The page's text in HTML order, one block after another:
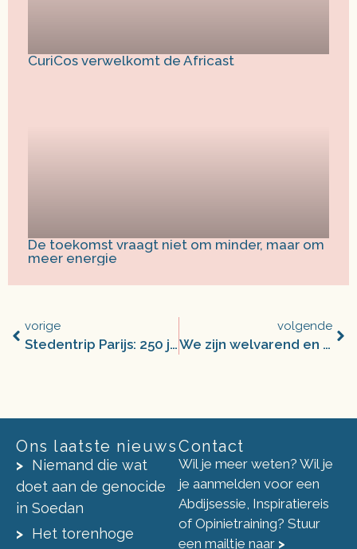
CuriCos verwelkomt de Africast
De toekomst vraagt niet om minder, maar om
meer energie
vorige
Stedentrip Parijs: 250 jaar vrijheid, gelijkheid en broederschap.
volgende
We zijn welvarend en gezond, met dank aan fossiele brandstof
Ons laatste nieuws
Niemand die wat
doet aan de genocide
in Soedan
Het torenhoge
Contact
Wil je meer weten? Wil je
je aanmelden voor een
Abdijsessie, Inspiratiereis
of Opinietraining? Stuur
een mailtje naar >